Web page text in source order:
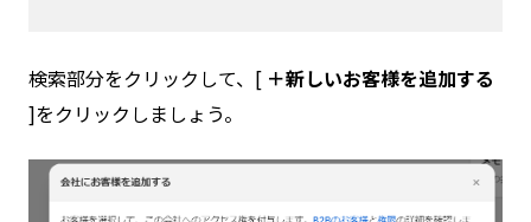
検索部分をクリックして、[ ＋新しいお客様を追加する
]をクリックしましょう。